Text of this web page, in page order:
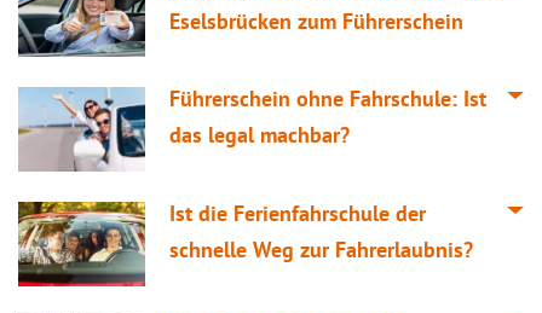
Eselsbrücken zum Führerschein
Führerschein ohne Fahrschule: Ist
das legal machbar?
Ist die Ferienfahrschule der
schnelle Weg zur Fahrerlaubnis?